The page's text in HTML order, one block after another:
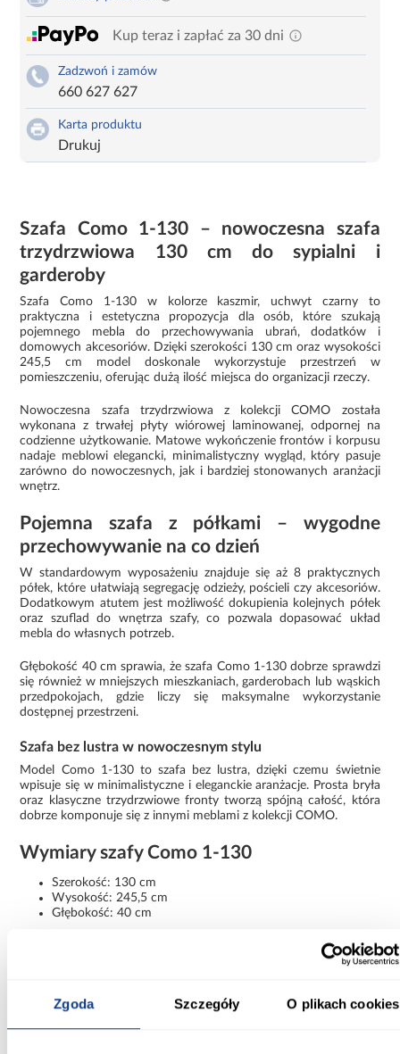
Zgoda Szczegóły O plikach cookies
Kup teraz i zapłać za 30 dni
Zadzwoń i zamów
660 627 627
Karta produktu
Drukuj
Szafa Como 1-130 – nowoczesna szafa
trzydrzwiowa 130 cm do sypialni i
garderoby
Szafa Como 1-130 w kolorze kaszmir, uchwyt czarny to
praktyczna i estetyczna propozycja dla osób, które szukają
pojemnego mebla do przechowywania ubrań, dodatków i
domowych akcesoriów. Dzięki szerokości 130 cm oraz wysokości
245,5 cm model doskonale wykorzystuje przestrzeń w
pomieszczeniu, oferując dużą ilość miejsca do organizacji rzeczy.
Nowoczesna szafa trzydrzwiowa z kolekcji COMO została
wykonana z trwałej płyty wiórowej laminowanej, odpornej na
codzienne użytkowanie. Matowe wykończenie frontów i korpusu
nadaje meblowi elegancki, minimalistyczny wygląd, który pasuje
zarówno do nowoczesnych, jak i bardziej stonowanych aranżacji
wnętrz.
Pojemna szafa z półkami – wygodne
przechowywanie na co dzień
W standardowym wyposażeniu znajduje się aż 8 praktycznych
półek, które ułatwiają segregację odzieży, pościeli czy akcesoriów.
Dodatkowym atutem jest możliwość dokupienia kolejnych półek
oraz szuflad do wnętrza szafy, co pozwala dopasować układ
mebla do własnych potrzeb.
Głębokość 40 cm sprawia, że szafa Como 1-130 dobrze sprawdzi
się również w mniejszych mieszkaniach, garderobach lub wąskich
przedpokojach, gdzie liczy się maksymalne wykorzystanie
dostępnej przestrzeni.
Szafa bez lustra w nowoczesnym stylu
Model Como 1-130 to szafa bez lustra, dzięki czemu świetnie
wpisuje się w minimalistyczne i eleganckie aranżacje. Prosta bryła
oraz klasyczne trzydrzwiowe fronty tworzą spójną całość, która
dobrze komponuje się z innymi meblami z kolekcji COMO.
Wymiary szafy Como 1-130
Szerokość: 130 cm
Wysokość: 245,5 cm
Głębokość: 40 cm